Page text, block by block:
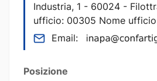
Industria, 1 - 60024 -
ufficio: 00305 Nome
Email:
Posizione